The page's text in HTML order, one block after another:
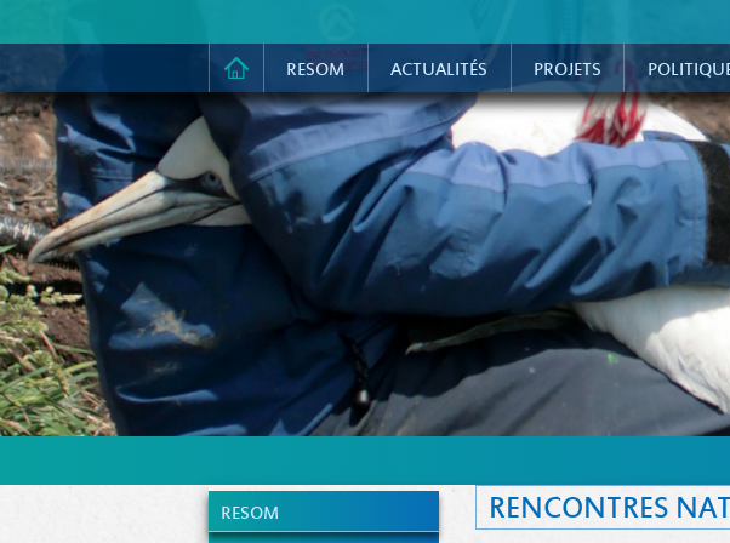
RESOM ACTUALITÉS PROJETS
RESOM RENCONTRES